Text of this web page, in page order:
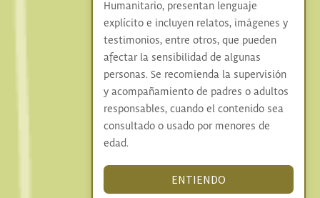
Humanitario, presentan lenguaje
explícito e incluyen relatos, imágenes y
testimonios, entre otros, que pueden
afectar la sensibilidad de algunas
personas. Se recomienda la supervisión
y acompañamiento de padres o adultos
responsables, cuando el contenido sea
consultado o usado por menores de
edad.
ENTIENDO